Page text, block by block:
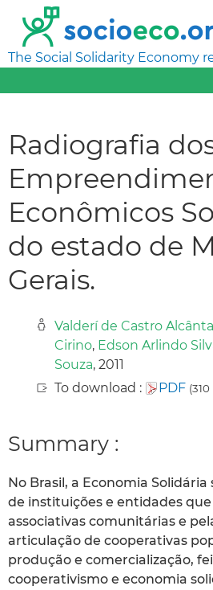
The Social Solidarity Economy
Radiografia
Econômicos
do estado de
Gerais.
Valderí de Castro
Cirino, Edson Arlindo
Souza, 2011
To download :
PDF (310
Summary :
No Brasil, a Economia
de instituições e entidades
associativas comunitárias e
articulação de cooperativas
produção e comercialização,
cooperativismo e economia